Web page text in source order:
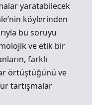
yaratabilecek
köylerinden
bu soruyu
ve etik bir
farklı
örtüştüğünü ve
tartışmalar